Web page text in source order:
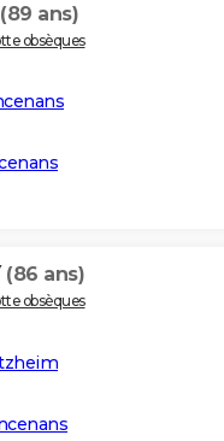
(89 ans)
obsèques
(86 ans)
obsèques